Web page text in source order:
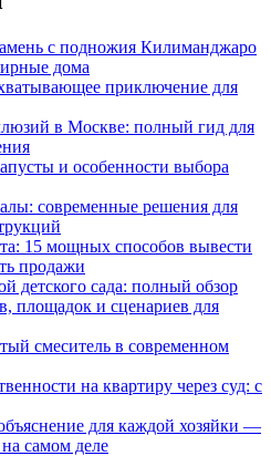
с подножия Килиманджаро
дома
приключение для
в Москве: полный гид для
и особенности выбора
современные решения для
15 мощных способов вывести
продажи
детского сада: полный обзор
площадок и сценариев для
смеситель в современном
на квартиру через суд: с
для каждой хозяйки —
самом деле